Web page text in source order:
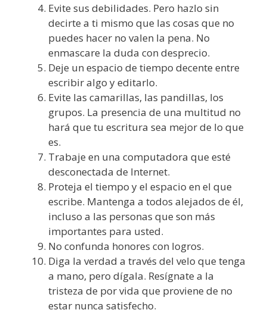
Evite sus debilidades. Pero hazlo sin
decirte a ti mismo que las cosas que no
puedes hacer no valen la pena. No
enmascare la duda con desprecio.
Deje un espacio de tiempo decente entre
escribir algo y editarlo.
Evite las camarillas, las pandillas, los
grupos. La presencia de una multitud no
hará que tu escritura sea mejor de lo que
es.
Trabaje en una computadora que esté
desconectada de Internet.
Proteja el tiempo y el espacio en el que
escribe. Mantenga a todos alejados de él,
incluso a las personas que son más
importantes para usted.
No confunda honores con logros.
Diga la verdad a través del velo que tenga
a mano, pero dígala. Resígnate a la
tristeza de por vida que proviene de no
estar nunca satisfecho.